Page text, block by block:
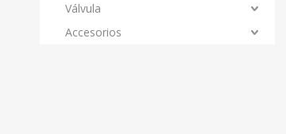
Válvula
Accesorios